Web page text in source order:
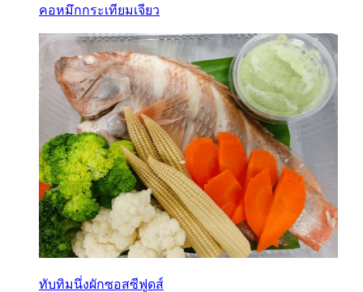
คอหมึกกระเทียมเจียว
ทับทิมนึ่งผักซอสซีฟูดส์